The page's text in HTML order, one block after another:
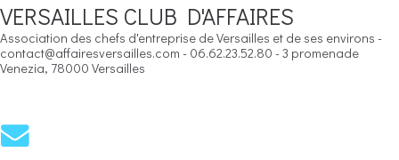
VERSAILLES CLUB D'AFFAIRES
Association des chefs d'entreprise de Versailles et de ses environs -
contact@affairesversailles.com - 06.62.23.52.80 - 3 promenade
Venezia, 78000 Versailles